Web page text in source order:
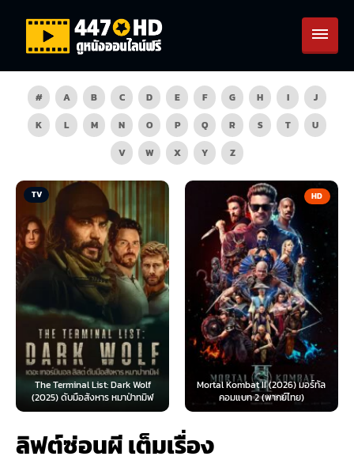
# A B C D E F G H I
J
K
L M N O P Q R S T
U
V
W X Y Z
TV
The Terminal List: Dark Wolf
(2025) ดับมือสังหาร หมาป่าทมิฬ
HD
Mortal Kombat II (2026) มอร์ทัล
คอมแบท 2 (พากย์ไทย)
ลิฟต์ซ่อนผี เต็มเรื่อง